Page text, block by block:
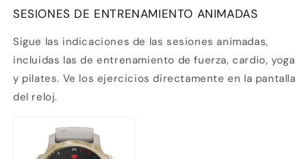
SESIONES DE ENTRENAMIENTO ANIMADAS
Sigue las indicaciones de las sesiones animadas,
incluidas las de entrenamiento de fuerza, cardio, yoga
y pilates. Ve los ejercicios directamente en la pantalla
del reloj.